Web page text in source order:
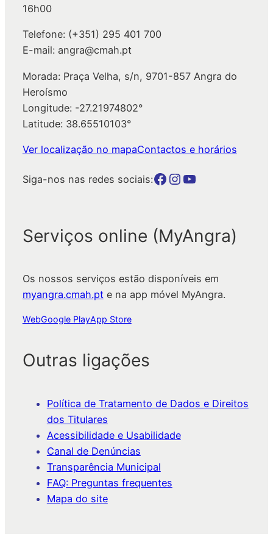
16h00
Telefone: (+351) 295 401 700
E-mail: angra@cmah.pt
Morada: Praça Velha, s/n, 9701-857 Angra do
Heroísmo
Longitude: -27.21974802°
Latitude: 38.65510103°
Ver localização no mapaContactos e horários
Siga-nos nas redes sociais:Botão para a página da autarquia no Facebook Botão para a página da autarquia no Instagram Botão para a página da autarquia no Youtube
Serviços online (MyAngra)
Os nossos serviços estão disponíveis em
myangra.cmah.pte na app móvel MyAngra.
WebGoogle PlayApp Store
Outras ligações
Política de Tratamento de Dados e Direitos
dos Titulares
Acessibilidade e Usabilidade
Canal de Denúncias
Transparência Municipal
FAQ: Preguntas frequentes
Mapa do site